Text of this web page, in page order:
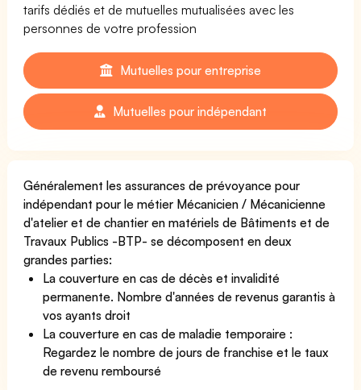
tarifs dédiés et de mutuelles mutualisées avec les
personnes de votre profession
Mutuelles pour entreprise
Mutuelles pour indépendant
Généralement les assurances de prévoyance pour
indépendant pour le métier Mécanicien / Mécanicienne
d'atelier et de chantier en matériels de Bâtiments et de
Travaux Publics -BTP- se décomposent en deux
grandes parties:
La couverture en cas de décès et invalidité
permanente. Nombre d'années de revenus garantis à
vos ayants droit
La couverture en cas de maladie temporaire :
Regardez le nombre de jours de franchise et le taux
de revenu remboursé